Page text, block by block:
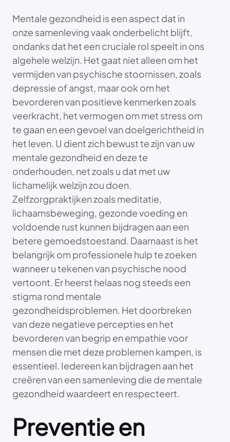
Mentale gezondheid is een aspect dat in
onze samenleving vaak onderbelicht blijft,
ondanks dat het een cruciale rol speelt in ons
algehele welzijn. Het gaat niet alleen om het
vermijden van psychische stoornissen, zoals
depressie of angst, maar ook om het
bevorderen van positieve kenmerken zoals
veerkracht, het vermogen om met stress om
te gaan en een gevoel van doelgerichtheid in
het leven. U dient zich bewust te zijn van uw
mentale gezondheid en deze te
onderhouden, net zoals u dat met uw
lichamelijk welzijn zou doen.
Zelfzorgpraktijken zoals meditatie,
lichaamsbeweging, gezonde voeding en
voldoende rust kunnen bijdragen aan een
betere gemoedstoestand. Daarnaast is het
belangrijk om professionele hulp te zoeken
wanneer u tekenen van psychische nood
vertoont. Er heerst helaas nog steeds een
stigma rond mentale
gezondheidsproblemen. Het doorbreken
van deze negatieve percepties en het
bevorderen van begrip en empathie voor
mensen die met deze problemen kampen, is
essentieel. Iedereen kan bijdragen aan het
creëren van een samenleving die de mentale
gezondheid waardeert en respecteert.
Preventie en